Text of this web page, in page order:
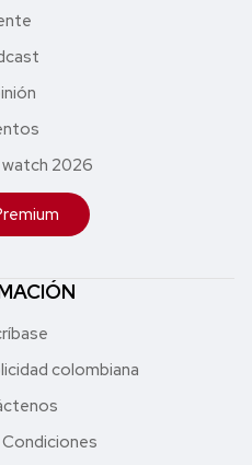
2026
colombiana